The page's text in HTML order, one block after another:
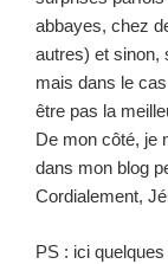
abbayes, chez
autres) et sinon,
mais dans le
être pas la
De mon côté, je
dans mon blog
Cordialement,
PS : ici